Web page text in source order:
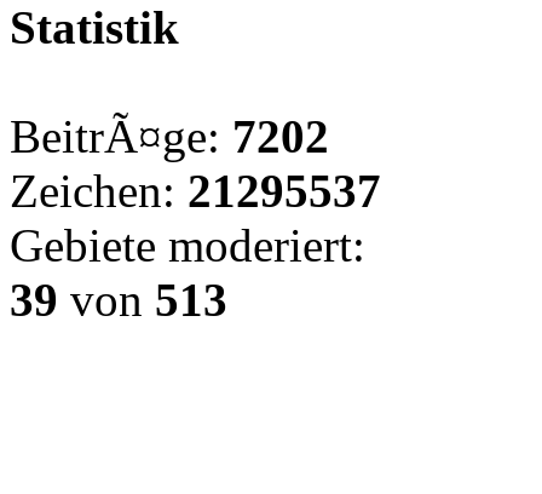
Statistik
BeitrÃ¤ge: 7202
Zeichen: 21295537
Gebiete moderiert:
39 von 513